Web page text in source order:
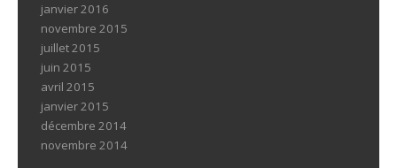
janvier 2016
novembre 2015
juillet 2015
juin 2015
avril 2015
janvier 2015
décembre 2014
novembre 2014